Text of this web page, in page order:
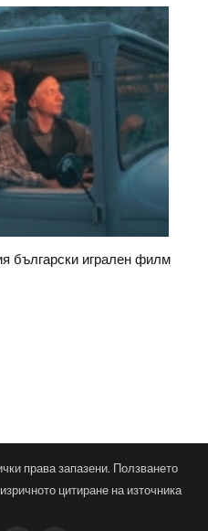
български игрален филм
права запазени. Ползването
цитиране на източника